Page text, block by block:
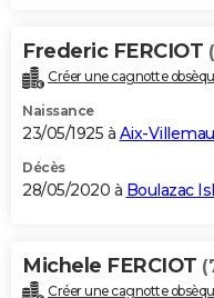
Frederic FERCIOT
Créer une cagnotte
Naissance
23/05/1925 à Aix-
Décès
28/05/2020 à Boulazac
Michele FERCIOT
Créer une cagnotte